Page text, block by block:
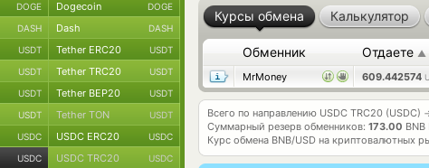
Курсы обмена Калькулятор
Обменник Отдаете ▲
MrMoney 609.442574
Всего по направлению USDC TRC20 (USDC)
Суммарный резерв обменников: 173.00 BNB
Курс обмена BNB/USD на криптовалютных
DOGE Dogecoin DOGE
DASH Dash DASH
USDT Tether ERC20 USDT
USDT Tether TRC20 USDT
USDT Tether BEP20 USDT
USDT Tether TON USDT
USDC USDC ERC20 USDC
USDC USDC TRC20 USDC